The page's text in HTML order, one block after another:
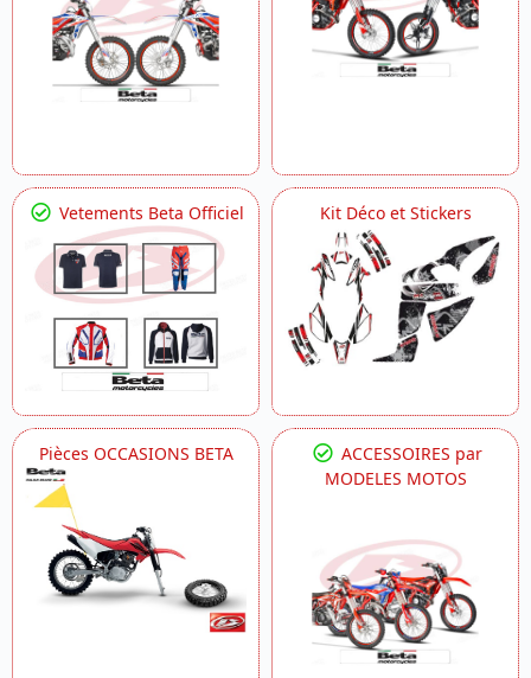
Vetements Beta Officiel Kit Déco et Stickers
Pièces OCCASIONS BETA
ACCESSOIRES par
MODELES MOTOS